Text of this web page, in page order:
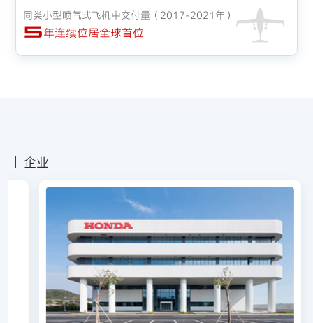
同类小型喷气式飞机中交付量（2017-2021年）
5年连续位居全球首位
企业